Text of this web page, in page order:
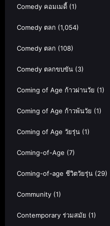
Comedy คอมเมดี้ (1)
Comedy ตลก (1,054)
Comedy ตลก (108)
Comedy ตลกขบขัน (3)
Coming of Age ก้าวผ่านวัย (1)
Coming of Age ก้าวพ้นวัย (1)
Coming of Age วัยรุ่น (1)
Coming-of-Age (7)
Coming-of-age ชีวิตวัยรุ่น (29)
Community (1)
Contemporary ร่วมสมัย (1)